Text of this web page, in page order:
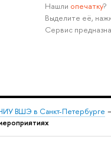
Нашли опечатку?
Выделите её,
Сервис
ВШЭ в Санкт-Петербурге